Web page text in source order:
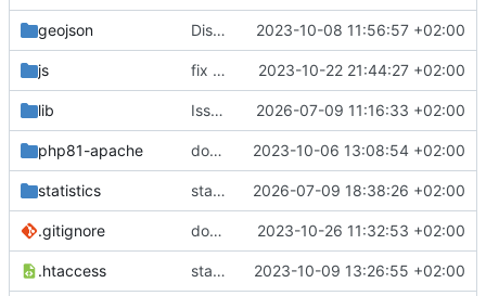
geojson Districts expanded 2023-10-08 11:56:57 +02:00
js fix datatables 2023-10-22 21:44:27 +02:00
lib Issue 2026-07-09 11:16:33 +02:00
php81-apache docker 2023-10-06 13:08:54 +02:00
statistics statistic more genric 2026-07-09 18:38:26 +02:00
.gitignore docker-compose in gitignore 2023-10-26 11:32:53 +02:00
.htaccess statistics 2023-10-09 13:26:55 +02:00